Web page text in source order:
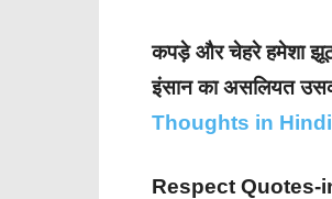
कपड़े और चेहरे हमेशा झूठ
इंसान का असलियत
Thoughts in
Respect Quotes-